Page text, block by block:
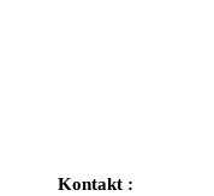
Kontakt :